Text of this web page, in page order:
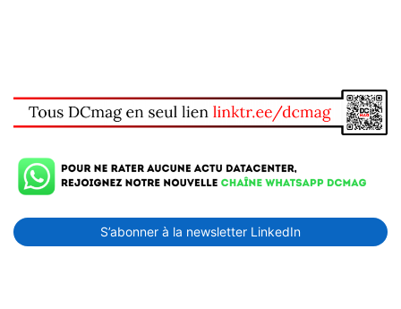
S’abonner à la newsletter LinkedIn